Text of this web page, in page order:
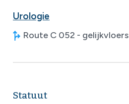
Urologie
Route C 052 - gelijkvloers
Statuut